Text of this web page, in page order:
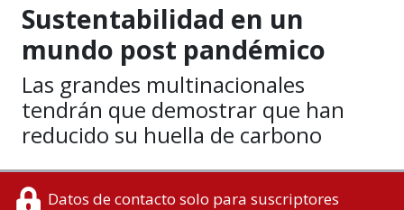
Sustentabilidad en un
mundo post pandémico
Las grandes multinacionales
tendrán que demostrar que han
reducido su huella de carbono
Datos de contacto solo para suscriptores